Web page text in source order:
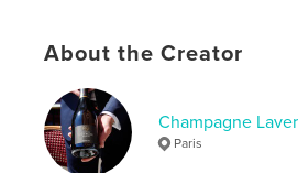
Project Option:5×8 in, 13×20 cm
# of Pages:60
Publish Date:
Language French
Keywords
About the Creator
Champagne
Paris